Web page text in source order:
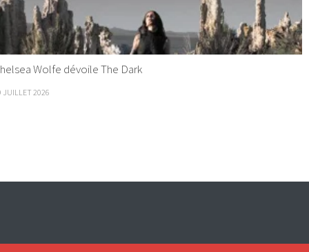
Wolfe dévoile The Dark
JUILLET 2026